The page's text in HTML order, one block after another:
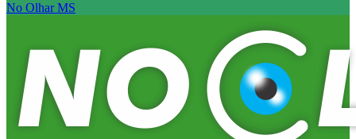
No Olhar MS